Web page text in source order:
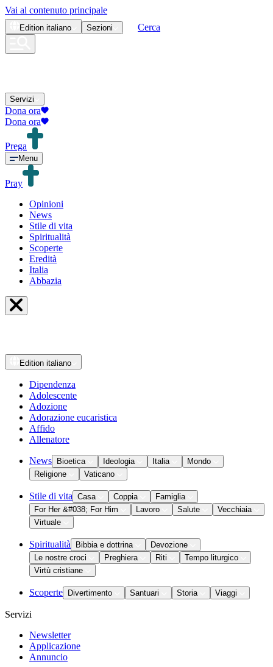
Vai al contenuto principale
Edition italiano Sezioni Cerca
Servizi
Dona ora
Dona ora
Prega
Menu
Pray
Opinioni
News
Stile di vita
Spiritualità
Scoperte
Eredità
Italia
Abbazia
Edition italiano
Dipendenza
Adolescente
Adozione
Adorazione eucaristica
Affido
Allenatore
News Bioetica Ideologia Italia
Mondo
Religione
Vaticano
Stile di vita Casa Coppia
Famiglia
For Her &#038; For Him
Lavoro Salute
Vecchiaia
Virtuale
Spiritualità Bibbia e dottrina
Devozione
Le nostre croci
Preghiera Riti
Tempo liturgico
Virtù cristiane
Scoperte Divertimento Santuari Storia Viaggi
Servizi
Newsletter
Applicazione
Annuncio